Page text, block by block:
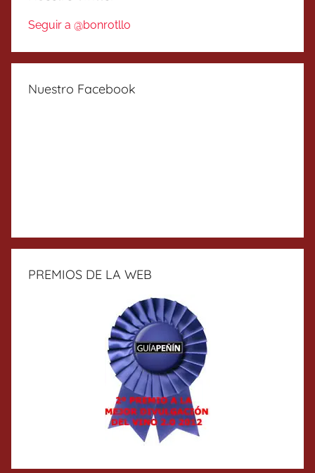
Seguir a @bonrotllo
Nuestro Facebook
PREMIOS DE LA WEB